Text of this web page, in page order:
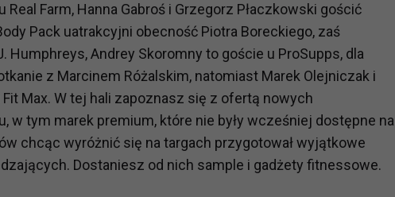
Real Farm, Hanna Gabroś i Grzegorz Płaczkowski gościć
Pack uatrakcyjni obecność Piotra Boreckiego, zaś
Humphreys, Andrey Skoromny to goście u ProSupps, dla
z Marcinem Różalskim, natomiast Marek Olejniczak i
Max. W tej hali zapoznasz się z ofertą nowych
w tym marek premium, które nie były wcześniej dostępne na
chcąc wyróżnić się na targach przygotował wyjątkowe
Dostaniesz od nich sample i gadżety fitnessowe.